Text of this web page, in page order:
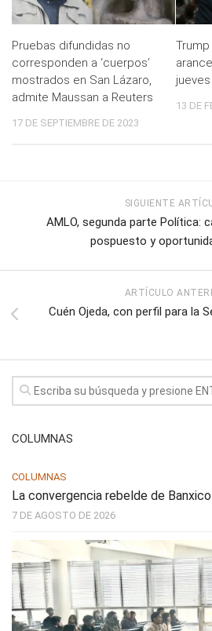
Pruebas difundidas no
corresponden a ‘cuerpos’
mostrados en San Lázaro,
admite Maussan a Reuters
17 DE SEPTIEMBRE DE 2023
jueves
13 DE
SIGUIENTE
AMLO, segunda parte Política:
pospuesto y
ARTÍCULO
Cuén Ojeda, con perfil para la
COLUMNAS
COLUMNAS
La convergencia rebelde de Banxico
7 DE AGOSTO DE 2026